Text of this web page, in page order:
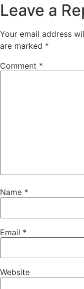
Leave a
Your email address
are marked *
Comment *
Name *
Email *
Website